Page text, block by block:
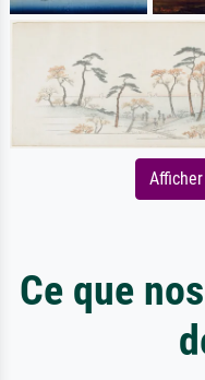
Ce que